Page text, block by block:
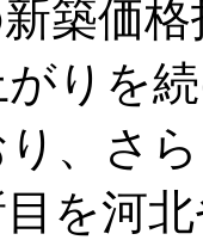
築価
りを
、さ
を河